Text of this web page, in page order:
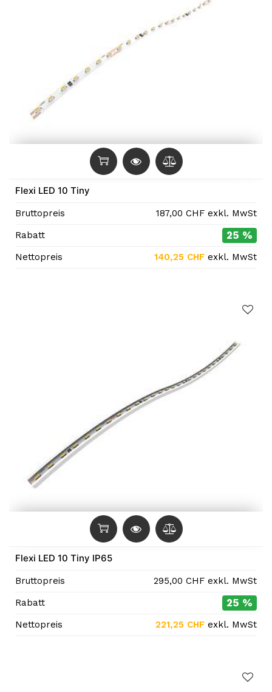
Flexi LED 10 Tiny
Bruttopreis 187,00 CHF exkl. MwSt
Rabatt
25 %
Nettopreis 140,25 CHF exkl. MwSt
Flexi LED 10 Tiny IP65
Bruttopreis 295,00 CHF exkl. MwSt
Rabatt
25 %
Nettopreis 221,25 CHF exkl. MwSt